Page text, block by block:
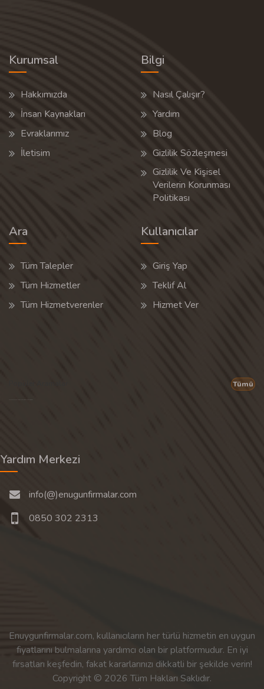
Kurumsal
Hakkımızda
İnsan Kaynakları
Evraklarımız
İletisim
Bilgi
Nasıl Çalışır?
Yardım
Blog
Gizlilik Sözleşmesi
Gizlilik Ve Kişisel
Verilerin Korunması
Politikası
Ara
Tüm Talepler
Tüm Hizmetler
Tüm Hizmetverenler
Kullanıcılar
Giriş Yap
Teklif Al
Hizmet Ver
Tümü
Yardım Merkezi
info(@)enugunfirmalar.com
0850 302 2313
Enuygunfirmalar.com, kullanıcıların her türlü hizmetin en uygun
fiyatlarını bulmalarına yardımcı olan bir platformudur. En iyi
fırsatları keşfedin, fakat kararlarınızı dikkatli bir şekilde verin!
Copyright © 2026 Tüm Hakları Saklıdır.